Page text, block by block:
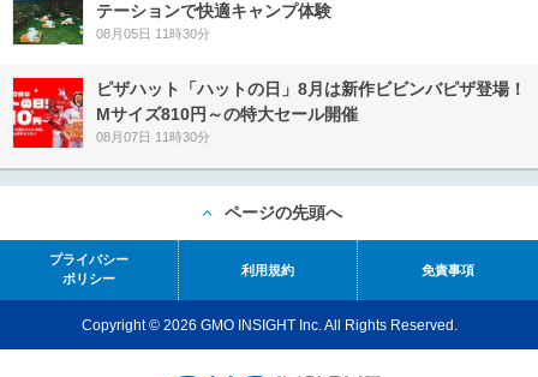
テーションで快適キャンプ体験
08月05日 11時30分
ピザハット「ハットの日」8月は新作ビビンバピザ登場！
Mサイズ810円～の特大セール開催
08月07日 11時30分
ページの先頭へ
プライバシー
ポリシー
利用規約 免責事項
Copyright © 2026 GMO INSIGHT Inc. All Rights Reserved.